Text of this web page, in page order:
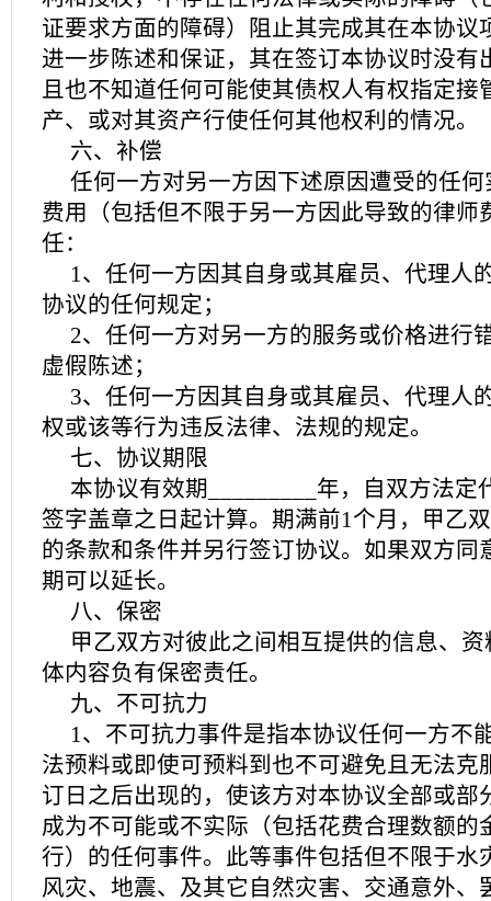
证要求方面的障碍）阻止其完成其在本协议
进一步陈述和保证，其在签订本协议时没有
且也不知道任何可能使其债权人有权指定接
产、或对其资产行使任何其他权利的情况。
六、补偿
任何一方对另一方因下述原因遭受的任
费用（包括但不限于另一方因此导致的律师
任：
1、任何一方因其自身或其雇员、代理人
协议的任何规定；
2、任何一方对另一方的服务或价格进行
虚假陈述；
3、任何一方因其自身或其雇员、代理人
权或该等行为违反法律、法规的规定。
七、协议期限
本协议有效期_________年，自双方法定
签字盖章之日起计算。期满前1个月，甲乙
的条款和条件并另行签订协议。如果双方同
期可以延长。
八、保密
甲乙双方对彼此之间相互提供的信息、
体内容负有保密责任。
九、不可抗力
1、不可抗力事件是指本协议任何一方不
法预料或即使可预料到也不可避免且无法克
订日之后出现的，使该方对本协议全部或部
成为不可能或不实际（包括花费合理数额的
行）的任何事件。此等事件包括但不限于水
风灾、地震、及其它自然灾害、交通意外、